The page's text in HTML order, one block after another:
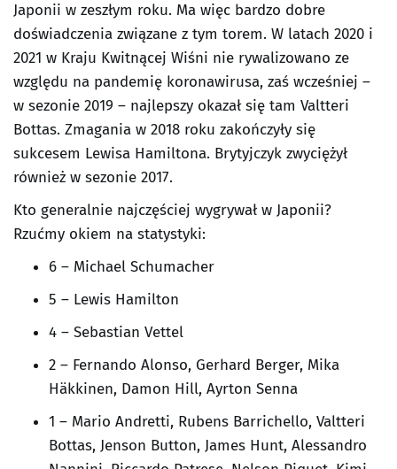
Japonii w zeszłym roku. Ma więc bardzo dobre
doświadczenia związane z tym torem. W latach 2020 i
2021 w Kraju Kwitnącej Wiśni nie rywalizowano ze
względu na pandemię koronawirusa, zaś wcześniej –
w sezonie 2019 – najlepszy okazał się tam Valtteri
Bottas. Zmagania w 2018 roku zakończyły się
sukcesem Lewisa Hamiltona. Brytyjczyk zwyciężył
również w sezonie 2017.
Kto generalnie najczęściej wygrywał w Japonii?
Rzućmy okiem na statystyki:
6 – Michael Schumacher
5 – Lewis Hamilton
4 – Sebastian Vettel
2 – Fernando Alonso, Gerhard Berger, Mika
Häkkinen, Damon Hill, Ayrton Senna
1 – Mario Andretti, Rubens Barrichello, Valtteri
Bottas, Jenson Button, James Hunt, Alessandro